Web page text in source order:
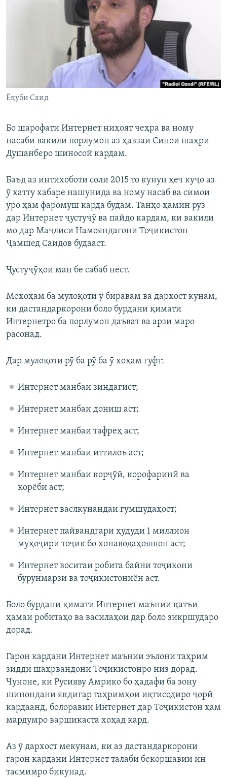
Ёқуби Саид
Бо шарофати Интернет ниҳоят чеҳра ва ному
насаби вакили порлумон аз ҳавзаи Синои шаҳри
Душанберо шиносоӣ кардам.
Баъд аз интихоботи соли 2015 то кунун ҳеч куҷо аз
ӯ хатту хабаре нашунида ва ному насаб ва симои
ӯро ҳам фаромӯш карда будам. Танҳо ҳамин рӯз
дар Интернет ҷустуҷӯ ва пайдо кардам, ки вакили
мо дар Маҷлиси Намояндагони Тоҷикистон
Ҷамшед Саидов будааст.
Ҷустуҷӯҳои ман бе сабаб нест.
Мехоҳам ба мулоқоти ӯ биравам ва дархост кунам,
ки дастандаркорони боло бурдани қимати
Интернетро ба порлумон даъват ва арзи маро
расонад.
Дар мулоқоти рӯ ба рӯ ба ӯ хоҳам гуфт:
Интернет манбаи зиндагист;
Интернет манбаи дониш аст;
Интернет манбаи тафреҳ аст;
Интернет манбаи иттилоъ аст;
Интернет манбаи корҷӯӣ, корофаринӣ ва
корёбӣ аст;
Интернет васлкунандаи гумшудаҳост;
Интернет пайвандгари ҳудуди 1 миллион
муҳоҷири тоҷик бо хонаводаҳояшон аст;
Интернет воситаи робита байни тоҷикони
бурунмарзӣ ва тоҷикистониён аст.
Боло бурдани қимати Интернет маънии қатъи
ҳамаи робитаҳо ва василаҳои дар боло зикршударо
дорад.
Гарон кардани Интернет маънии эълони таҳрим
зидди шаҳрвандони Тоҷикистонро низ дорад.
Чуноне, ки Русияву Амрико бо ҳадафи ба зону
шинондани якдигар таҳримҳои иқтисодиро ҷорӣ
кардаанд, болоравии Интернет дар Тоҷикистон ҳам
мардумро варшикаста хоҳад кард.
Аз ӯ дархост мекунам, ки аз дастандаркорони
гарон кардани Интернет талаби бекоршавии ин
тасмимро бикунад.